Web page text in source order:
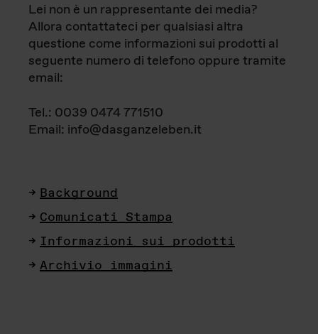
Lei non è un rappresentante dei media?
Allora contattateci per qualsiasi altra
questione come informazioni sui prodotti al
seguente numero di telefono oppure tramite
email:
Tel.: 0039 0474 771510
Email: info@dasganzeleben.it
Background
Comunicati Stampa
Informazioni sui prodotti
Archivio immagini